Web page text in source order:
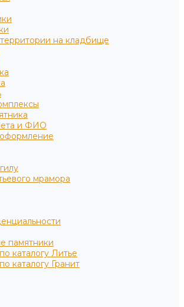
на кладбище
и ФИО
мрамора
памятники
каталогу Литье
каталогу Гранит